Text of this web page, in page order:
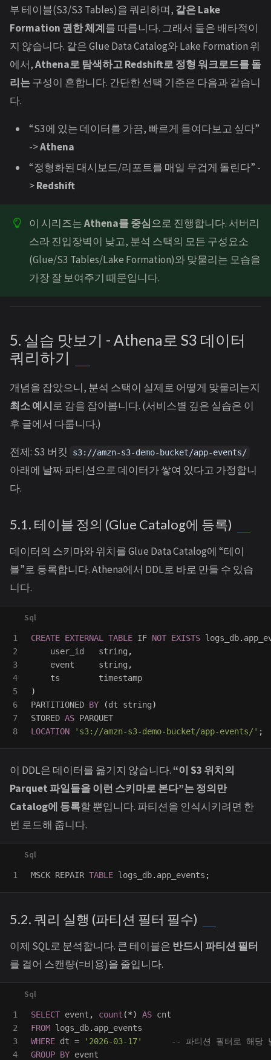
부 테이블(S3/S3 Tables)을 쿼리하며, 같은 Lake
Formation 권한 체계를 따릅니다. 그래서 둘은 배타적이
지 않습니다. 같은 Glue Data Catalog와 Lake Formation 위
에서,Athena로 탐색하고 Redshift로 정형 워크로드를 돌
리는구성이 흔합니다. 간단한 선택 기준은 다음과 같습니
다.
“S3에 있는 데이터를 가끔, 빠르게 들여다보고 싶다”
->Athena
“정형화된 대시보드/리포트를 매일 무겁게 돌린다” -
>Redshift
이 시리즈는Athena를 중심으로 진행합니다. 서버리
스라 진입장벽이 낮고, 분석 스택의 모든 구성요소
(Glue/S3 Tables/Lake Formation)와 맞물리는 모습을
가장 잘 보여주기 때문입니다.
5. 실습 맛보기 - Athena로 S3 데이터
쿼리하기
개념을 잡았으니, 분석 스택이 실제로 어떻게 맞물리는지
최소 예시로 감을 잡아봅니다. (서비스별 깊은 실습은 이
후 글에서 다룹니다.)
전제: S3 버킷 s3://amzn-s3-demo-bucket/app-events/
아래에 날짜 파티션으로 데이터가 쌓여 있다고 가정합니
다.
5.1. 테이블 정의 (Glue Catalog에 등록)
데이터의 스키마와 위치를 Glue Data Catalog에 “테이
블”로 등록합니다. Athena에서 DDL로 바로 만들 수 있습
니다.
1
2
3
4
5
6
7
CREATE EXTERNAL TABLE IF NOT EXISTS logs_db.
user_id
string ,
event
string ,
ts
timestamp
)
PARTITIONED BY (dt string)
STORED AS PARQUET
LOCATION
's3://amzn-s3-demo-bucket/app-events/' ;
이 DDL은 데이터를 옮기지 않습니다. “이 S3 위치의
Parquet 파일들을 이런 스키마로 본다”는 정의만
Catalog에 등록할 뿐입니다. 파티션을 인식시키려면 한
번 로드해 줍니다.
MSCK REPAIR TABLE logs_db. app_events ;
5.2. 쿼리 실행 (파티션 필터 필수)
이제 SQL로 분석합니다. 큰 테이블은 반드시 파티션 필터
를 걸어 스캔량(=비용)을 줄입니다.
1
2
3
4
SELECT event , count (*) AS cnt
FROM logs_db. app_events
WHERE dt = '2026-03-17'
-- 파티션 필터로 해당
GROUP BY event